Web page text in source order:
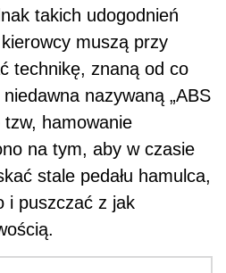
takich udogodnień
muszą przy
technikę, znaną od co
nazywaną „ABS
hamowanie
na tym, aby w czasie
stale pedału hamulca,
i puszczać z jak